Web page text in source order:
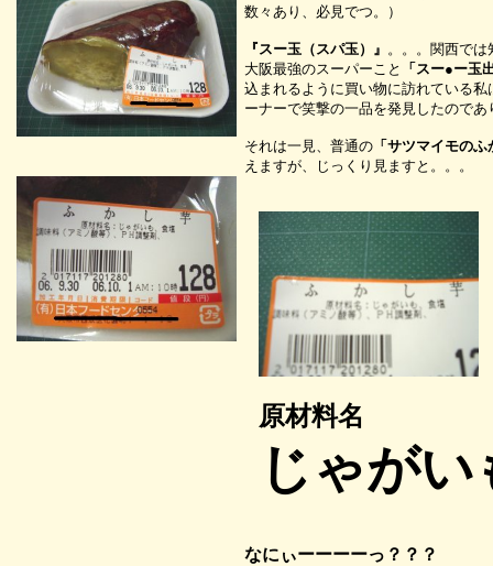
数々あり、必見でつ。）
『スー玉（スパ玉）』 。。。関西では
大阪最強のスーパーこと
「スー●ー玉
込まれるように買い物に訪れている私
ーナーで笑撃の一品を発見したのであ
それは一見、普通の 「サツマイモの
えますが、じっくり見ますと。。。
原材料名
じゃがい
なにぃーーーーっ？？？